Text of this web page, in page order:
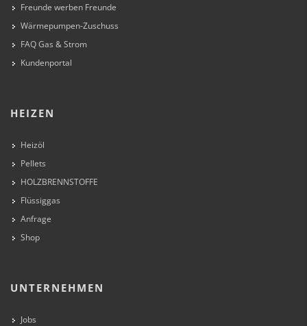
Freunde werben Freunde
Wärmepumpen-Zuschuss
FAQ Gas & Strom
Kundenportal
HEIZEN
Heizöl
Pellets
HOLZBRENNSTOFFE
Flüssiggas
Anfrage
Shop
UNTERNEHMEN
Jobs